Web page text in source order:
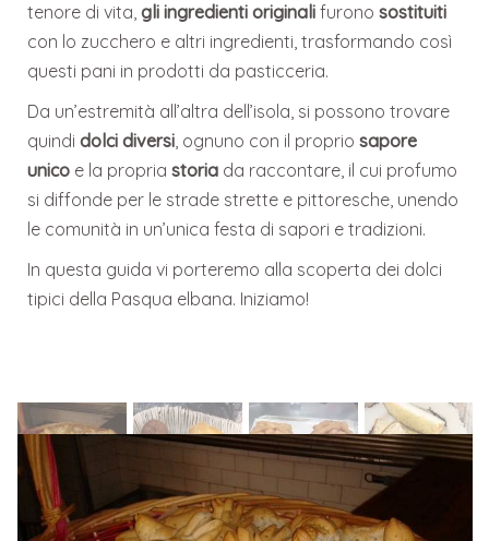
tenore di vita,gli ingredienti originali furonosostituiti
con lo zucchero e altri ingredienti, trasformando così
questi pani in prodotti da pasticceria.
Da un’estremità all’altra dell’isola, si possono trovare
quindidolci diversi, ognuno con il propriosapore
unico e la propriastoria da raccontare, il cui profumo
si diffonde per le strade strette e pittoresche, unendo
le comunità in un’unica festa di sapori e tradizioni.
In questa guida vi porteremo alla scoperta dei dolci
tipici della Pasqua elbana. Iniziamo!